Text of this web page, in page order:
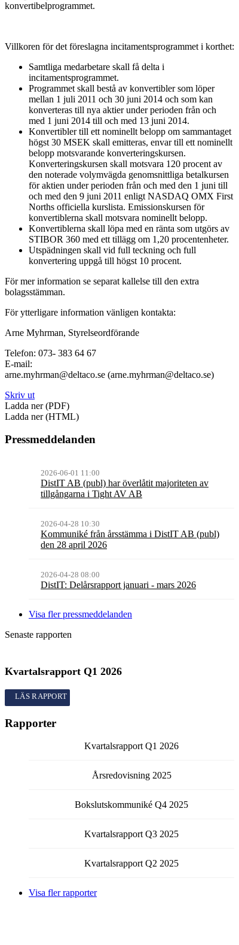
konvertibelprogrammet.
Villkoren för det föreslagna incitamentsprogrammet i korthet:
Samtliga medarbetare skall få delta i
incitamentsprogrammet.
Programmet skall bestå av konvertibler som löper
mellan 1 juli 2011 och 30 juni 2014 och som kan
konverteras till nya aktier under perioden från och
med 1 juni 2014 till och med 13 juni 2014.
Konvertibler till ett nominellt belopp om sammantaget
högst 30 MSEK skall emitteras, envar till ett nominellt
belopp motsvarande konverteringskursen.
Konverteringskursen skall motsvara 120 procent av
den noterade volymvägda genomsnittliga betalkursen
för aktien under perioden från och med den 1 juni till
och med den 9 juni 2011 enligt NASDAQ OMX First
Norths officiella kurslista. Emissionskursen för
konvertiblerna skall motsvara nominellt belopp.
Konvertiblerna skall löpa med en ränta som utgörs av
STIBOR 360 med ett tillägg om 1,20 procentenheter.
Utspädningen skall vid full teckning och full
konvertering uppgå till högst 10 procent.
För mer information se separat kallelse till den extra
bolagsstämman.
För ytterligare information vänligen kontakta:
Arne Myhrman, Styrelseordförande
Telefon: 073- 383 64 67
E-mail:
arne.myhrman@deltaco.se (arne.myhrman@deltaco.se)
Skriv ut
Ladda ner (PDF)
Ladda ner (HTML)
Pressmeddelanden
2026-06-01 11:00
DistIT AB (publ) har överlåtit majoriteten av
tillgångarna i Tight AV AB
2026-04-28 10:30
Kommuniké från årsstämma i DistIT AB (publ)
den 28 april 2026
2026-04-28 08:00
DistIT: Delårsrapport januari - mars 2026
Visa fler pressmeddelanden
Senaste rapporten
Kvartalsrapport Q1 2026
Kvartalsrapport
Rapporter
Kvartalsrapport Q1 2026
Årsredovisning 2025
Bokslutskommuniké Q4 2025
Kvartalsrapport Q3 2025
Kvartalsrapport Q2 2025
Visa fler rapporter